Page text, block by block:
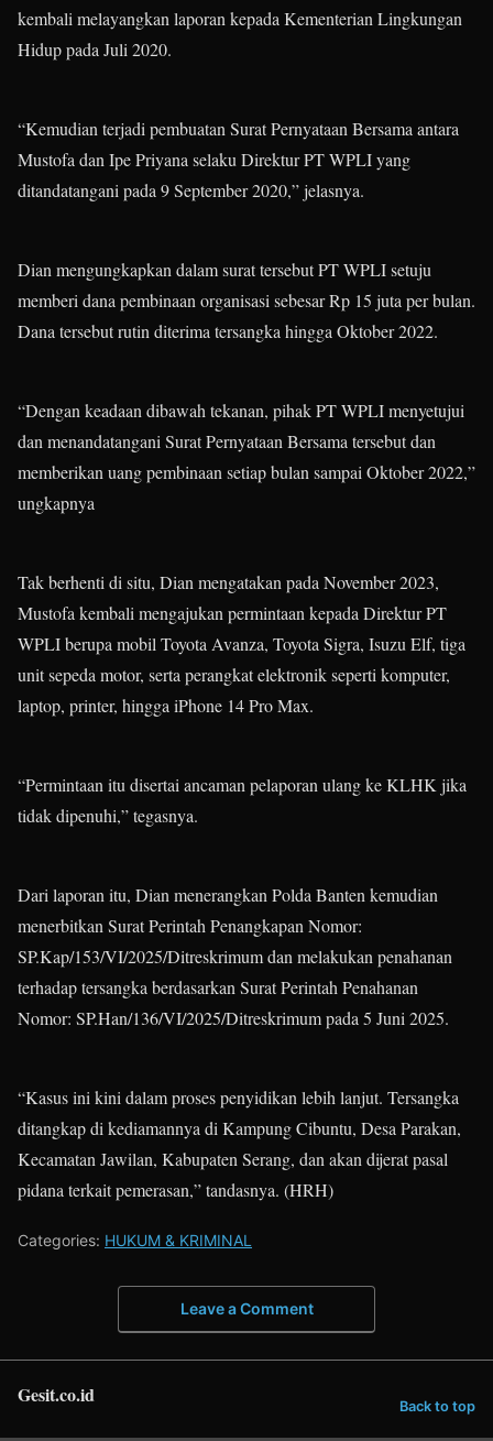
kembali melayangkan laporan kepada Kementerian Lingkungan
Hidup pada Juli 2020.
“Kemudian terjadi pembuatan Surat Pernyataan Bersama antara
Mustofa dan Ipe Priyana selaku Direktur PT WPLI yang
ditandatangani pada 9 September 2020,” jelasnya.
Dian mengungkapkan dalam surat tersebut PT WPLI setuju
memberi dana pembinaan organisasi sebesar Rp 15 juta per bulan.
Dana tersebut rutin diterima tersangka hingga Oktober 2022.
“Dengan keadaan dibawah tekanan, pihak PT WPLI menyetujui
dan menandatangani Surat Pernyataan Bersama tersebut dan
memberikan uang pembinaan setiap bulan sampai Oktober 2022,”
ungkapnya
Tak berhenti di situ, Dian mengatakan pada November 2023,
Mustofa kembali mengajukan permintaan kepada Direktur PT
WPLI berupa mobil Toyota Avanza, Toyota Sigra, Isuzu Elf, tiga
unit sepeda motor, serta perangkat elektronik seperti komputer,
laptop, printer, hingga iPhone 14 Pro Max.
“Permintaan itu disertai ancaman pelaporan ulang ke KLHK jika
tidak dipenuhi,” tegasnya.
Dari laporan itu, Dian menerangkan Polda Banten kemudian
menerbitkan Surat Perintah Penangkapan Nomor:
SP.Kap/153/VI/2025/Ditreskrimum dan melakukan penahanan
terhadap tersangka berdasarkan Surat Perintah Penahanan
Nomor: SP.Han/136/VI/2025/Ditreskrimum pada 5 Juni 2025.
“Kasus ini kini dalam proses penyidikan lebih lanjut. Tersangka
ditangkap di kediamannya di Kampung Cibuntu, Desa Parakan,
Kecamatan Jawilan, Kabupaten Serang, dan akan dijerat pasal
pidana terkait pemerasan,” tandasnya. (HRH)
Categories: HUKUM & KRIMINAL
Leave a Comment
Gesit.co.id Back to top